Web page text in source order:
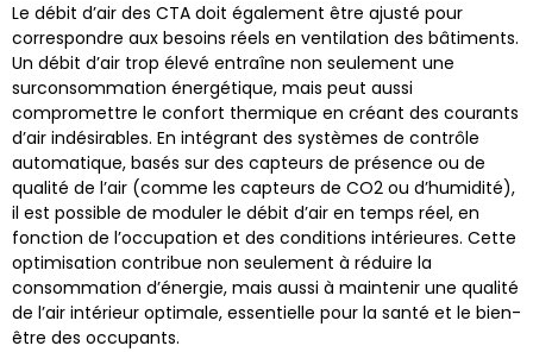
Le débit d’air des CTA doit également être ajusté pour
correspondre aux besoins réels en ventilation des bâtiments.
Un débit d’air trop élevé entraîne non seulement une
surconsommation énergétique, mais peut aussi
compromettre le confort thermique en créant des courants
d’air indésirables. En intégrant des systèmes de contrôle
automatique, basés sur des capteurs de présence ou de
qualité de l’air (comme les capteurs de CO2 ou d’humidité),
il est possible de moduler le débit d’air en temps réel, en
fonction de l’occupation et des conditions intérieures. Cette
optimisation contribue non seulement à réduire la
consommation d’énergie, mais aussi à maintenir une qualité
de l’air intérieur optimale, essentielle pour la santé et le bien-
être des occupants.